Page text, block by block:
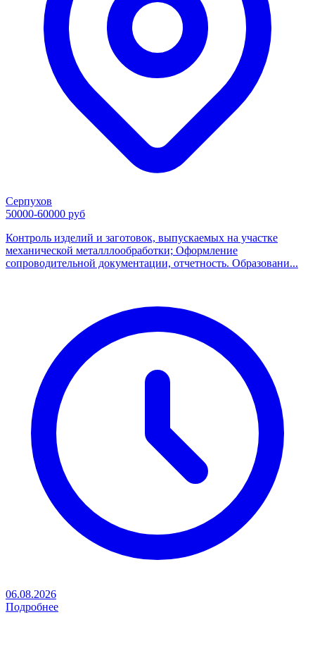
Серпухов
50000-60000 руб
Контроль изделий и заготовок, выпускаемых на участке
механической металллообработки; Оформление
сопроводительной документации, отчетность. Образовани...
06.08.2026
Подробнее